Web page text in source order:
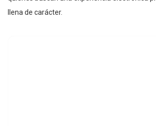
llena de carácter.